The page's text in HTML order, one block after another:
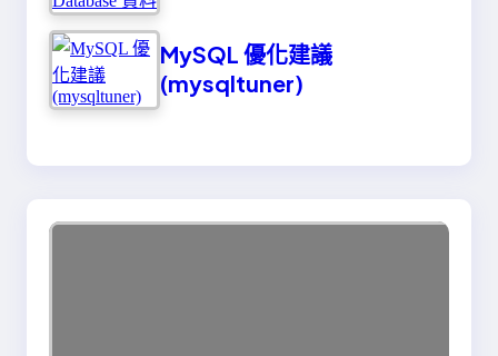
MySQL 優化建議
(mysqltuner)